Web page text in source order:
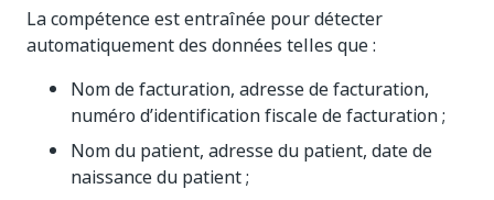
La compétence est entraînée pour détecter
automatiquement des données telles que :
Nom de facturation, adresse de facturation,
numéro d’identification fiscale de facturation ;
Nom du patient, adresse du patient, date de
naissance du patient ;